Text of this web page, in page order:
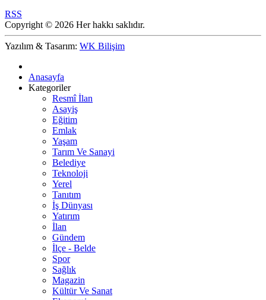
RSS
Copyright © 2026 Her hakkı saklıdır.
Yazılım & Tasarım: WK Bilişim
Anasayfa
Kategoriler
Resmî İlan
Asayiş
Eğitim
Emlak
Yaşam
Tarım Ve Sanayi
Belediye
Teknoloji
Yerel
Tanıtım
İş Dünyası
Yatırım
İlan
Gündem
İlçe - Belde
Spor
Sağlık
Magazin
Kültür Ve Sanat